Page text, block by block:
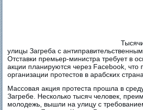
улицы Загреба с
Отставки премьер-министра требует в
акции планируются через Facebook, что
организации протестов в арабских
Массовая акция протеста прошла в
Загребе. Несколько тысяч человек,
молодежь, вышли на улицу с